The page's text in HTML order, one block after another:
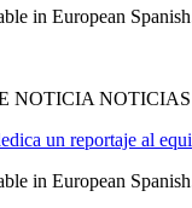
in European
NOTICIA
un reportaje al
in European